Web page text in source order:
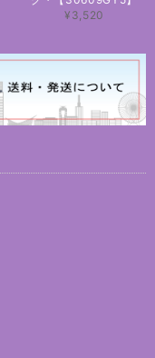
¥3,520